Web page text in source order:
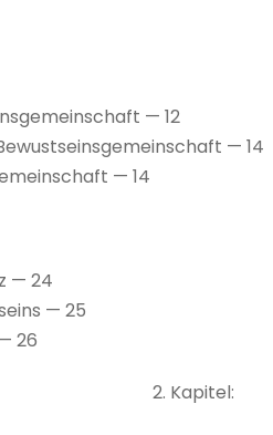
— 12
— 14
— 14
— 24
— 25
26
2. Kapitel: